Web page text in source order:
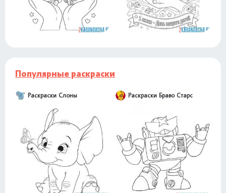
Популярные раскраски
Раскраски Слоны Раскраски Браво Старс